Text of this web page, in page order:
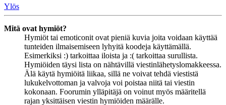
Ylös
Mitä ovat hymiöt?
Hymiöt tai emoticonit ovat pieniä kuvia joita voidaan käyttää
tunteiden ilmaisemiseen lyhyitä koodeja käyttämällä.
Esimerkiksi :) tarkoittaa iloista ja :( tarkoittaa surullista.
Hymiöiden täysi lista on nähtävillä viestinlähetyslomakkeessa.
Älä käytä hymiöitä liikaa, sillä ne voivat tehdä viestistä
lukukelvottoman ja valvoja voi poistaa niitä tai viestin
kokonaan. Foorumin ylläpitäjä on voinut myös määritellä
rajan yksittäisen viestin hymiöiden määrälle.